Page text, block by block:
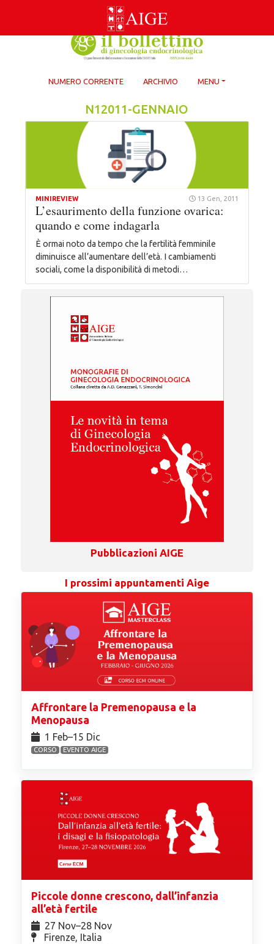
NUMERO CORRENTE ARCHIVIO MENU
N12011-GENNAIO
MINIREVIEW 13 Gen, 2011
L’esaurimento della funzione ovarica:
quando e come indagarla
È ormai noto da tempo che la fertilità femminile
diminuisce all’aumentare dell’età. I cambiamenti
sociali, come la disponibilità di metodi…
Pubblicazioni AIGE
I prossimi appuntamenti Aige
Affrontare la Premenopausa e la
Menopausa
1 Feb⁠–15 Dic
CORSO EVENTO AIGE
Piccole donne crescono, dall’infanzia
all’età fertile
27 Nov⁠–28 Nov
Firenze, Italia